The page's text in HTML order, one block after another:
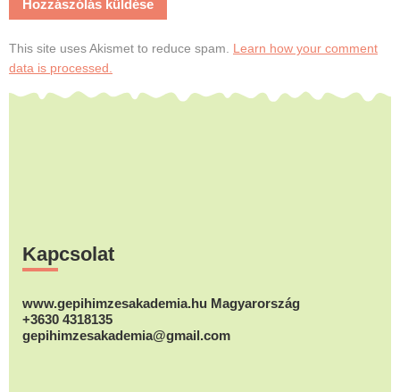
This site uses Akismet to reduce spam. Learn how your comment
data is processed.
Kapcsolat
www.gepihimzesakademia.hu Magyarország
+3630 4318135
gepihimzesakademia@gmail.com